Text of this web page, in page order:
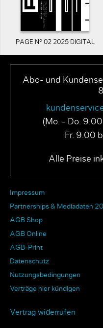
PAGE N° 02 2025 DIGITAL
Abo- und
(Mo. - Do.
Fr. 9.00
Alle Preise
Impressum
Partnerships & Mediadaten
AGB Shop
AGB Online
AGB-Print
Datenschutz
Nutzungsbedingungen
Verträge hier kündigen
Vertrag widerrufen